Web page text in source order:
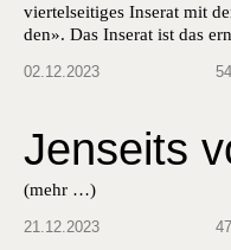
vier­tel­seit­iges Inser­at mit
den». Das Inser­at ist das
02.12.2023
Jenseits
(mehr …)
21.12.2023